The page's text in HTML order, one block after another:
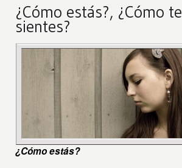
¿Cómo estás?, ¿Cómo te
sientes?
¿Cómo estás?